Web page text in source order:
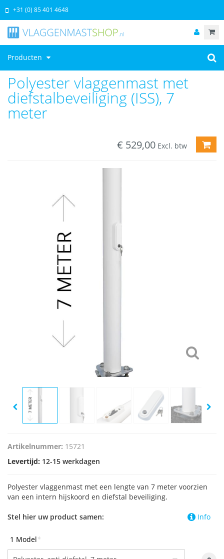
Producten
+31 (0) 85 401 4648
Polyester vlaggenmast met
diefstalbeveiliging (ISS), 7
meter
€ 529,00 Excl. btw
Artikelnummer: 15721
Levertijd: 12-15 werkdagen
Polyester vlaggenmast met een lengte van 7 meter voorzien
van een intern hijskoord en diefstal beveiliging.
Info
Stel hier uw product samen:
1 Model*